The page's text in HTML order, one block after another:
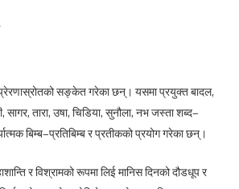
प्रेरणास्रोतको सङ्केत गरेका छन्। यसमा प्रयुक्त बादल,
सागर, तारा, उषा, चिडिया, सुनौला, नभ जस्ता शब्द–
बिम्ब–प्रतिबिम्ब र प्रतीकको प्रयोग गरेका छन्।
र विश्रामको रूपमा लिई मानिस दिनको दौडधूप र